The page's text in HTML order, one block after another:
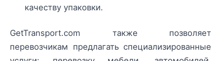
качеству упаковки.
GetTransport.com также позволяет
перевозчикам предлагать специализированные